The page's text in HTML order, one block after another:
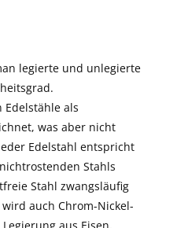
legierte und unlegierte
Edelstähle als
was aber nicht
Edelstahl entspricht
Stahls
Stahl zwangsläufig
auch Chrom-Nickel-